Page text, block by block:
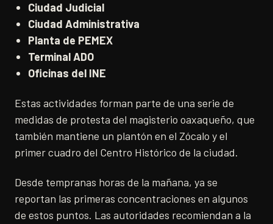
Ciudad Judicial
Ciudad Administrativa
Planta de PEMEX
Terminal ADO
Oficinas del INE
Estas actividades forman parte de una serie de
medidas de protesta del magisterio oaxaqueño, que
también mantiene un plantón en el Zócalo y el
primer cuadro del Centro Histórico de la ciudad.
Desde tempranas horas de la mañana, ya se
reportan las primeras concentraciones en algunos
de estos puntos. Las autoridades recomiendan a la